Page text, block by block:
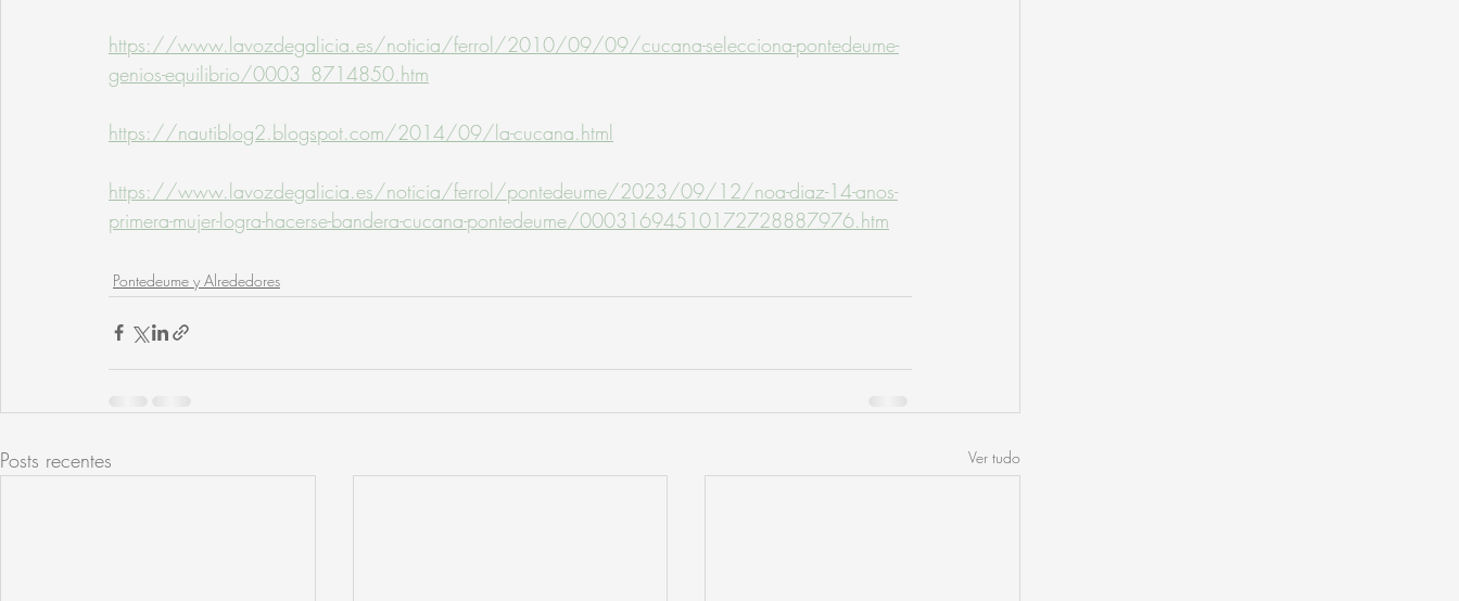
https://www.lavozdegalicia.es/noticia/ferrol/2010/09/09/cucana-selecciona-pontedeume-
genios-equilibrio/0003_8714850.htm
https://nautiblog2.blogspot.com/2014/09/la-cucana.html
https://www.lavozdegalicia.es/noticia/ferrol/pontedeume/2023/09/12/noa-diaz-14-anos-
primera-mujer-logra-hacerse-bandera-cucana-pontedeume/00031694510172728887976.htm
Pontedeume y Alrededores
Posts recentes Ver tudo